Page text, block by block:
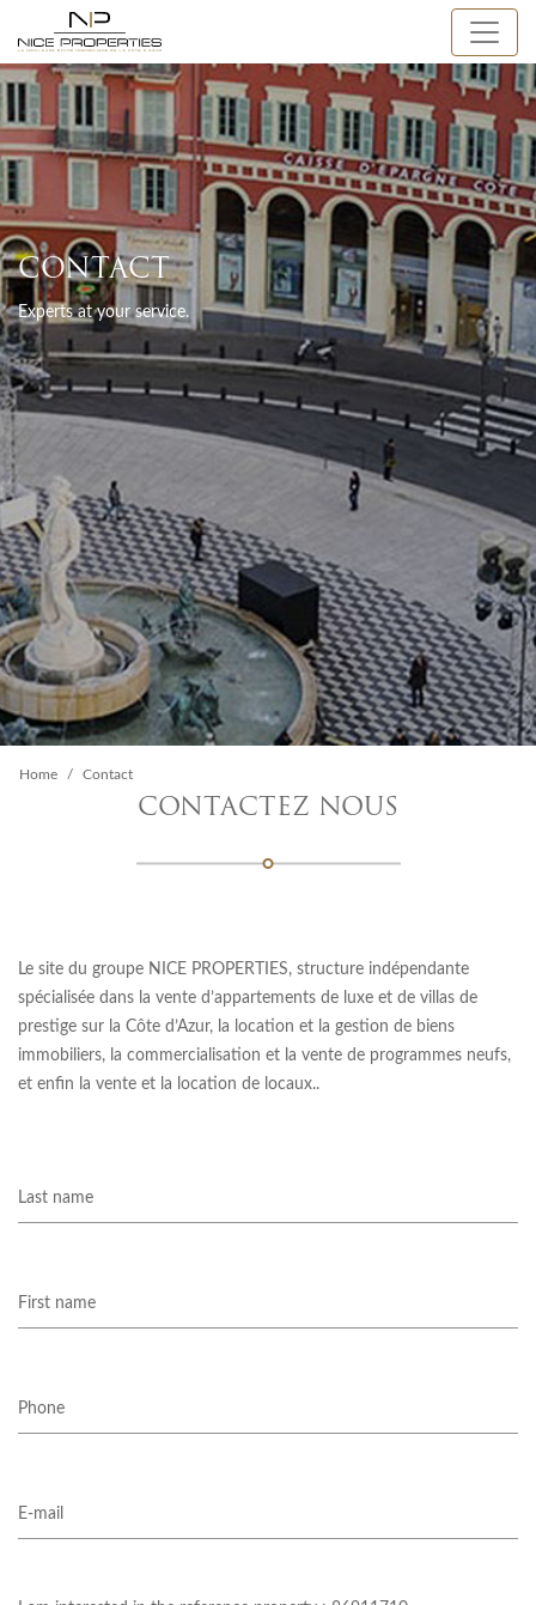
Home Contact
CONTACT
Experts at your service.
CONTACTEZ NOUS
Le site du groupe NICE PROPERTIES, structure indépendante
spécialisée dans la vente d’appartements de luxe et de villas de
prestige sur la Côte d’Azur, la location et la gestion de biens
immobiliers, la commercialisation et la vente de programmes neufs,
et enfin la vente et la location de locaux..